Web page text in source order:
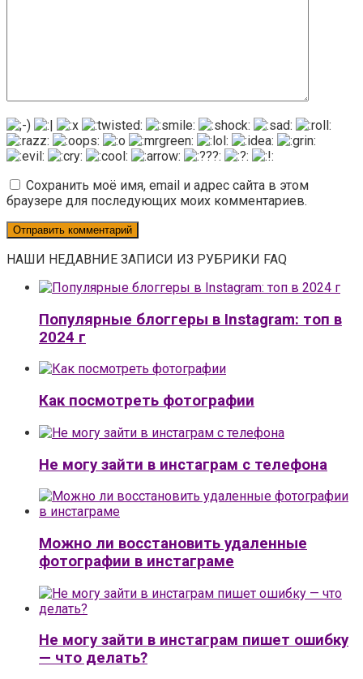
Сохранить моё имя, email и адрес сайта в этом
браузере для последующих моих комментариев.
НАШИ НЕДАВНИЕ ЗАПИСИ ИЗ РУБРИКИ FAQ
Популярные блоггеры в Instagram: топ в
2024 г
Как посмотреть фотографии
Не могу зайти в инстаграм с телефона
Можно ли восстановить удаленные
фотографии в инстаграме
Не могу зайти в инстаграм пишет ошибку
— что делать?